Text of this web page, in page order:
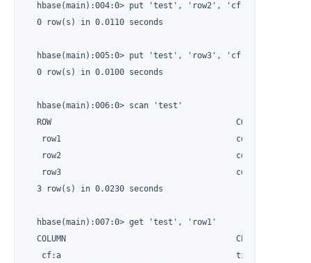
  hbase(main):004:0> put 'test', 'row2', 'cf:b', 'value2'
  0 row(s) in 0.0110 seconds
  hbase(main):005:0> put 'test', 'row3', 'cf:c', 'value3'
  0 row(s) in 0.0100 seconds
  hbase(main):006:0> scan 'test'
  ROW                                      COLUMN+CELL
row1                                    column=cf:a,
row2                                    column=cf:b,
row3                                    column=cf:c,
  3 row(s) in 0.0230 seconds
  hbase(main):007:0> get 'test', 'row1'
  COLUMN                                   CELL
cf:a